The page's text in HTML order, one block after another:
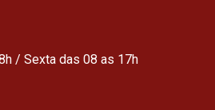
/ Sexta das 08 as 17h